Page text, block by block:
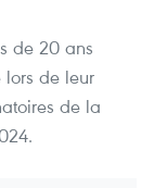
de 20 ans
lors de leur
de la